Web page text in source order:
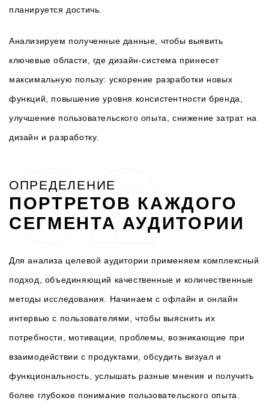
планируется достичь.
Анализируем полученные данные, чтобы выявить
ключевые области, где дизайн-система принесет
максимальную пользу: ускорение разработки новых
функций, повышение уровня консистентности бренда,
улучшение пользовательского опыта, снижение затрат на
дизайн и разработку.
ОПРЕДЕЛЕНИЕ
ПОРТРЕТОВ КАЖДОГО
СЕГМЕНТА АУДИТОРИИ
Для анализа целевой аудитории применяем комплексный
подход, объединяющий качественные и количественные
методы исследования. Начинаем с офлайн и онлайн
интервью с пользователями, чтобы выяснить их
потребности, мотивации, проблемы, возникающие при
взаимодействии с продуктами, обсудить визуал и
функциональность, услышать разные мнения и получить
более глубокое понимание пользовательского опыта.